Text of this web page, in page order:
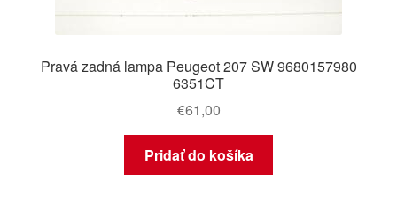
Pravá zadná lampa Peugeot 207 SW 9680157980
6351CT
€61,00
Pridať do košíka